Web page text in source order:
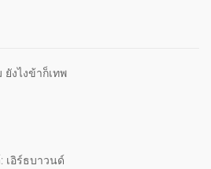
งไงข้าก็เทพ
เอิร์ธบาวนด์